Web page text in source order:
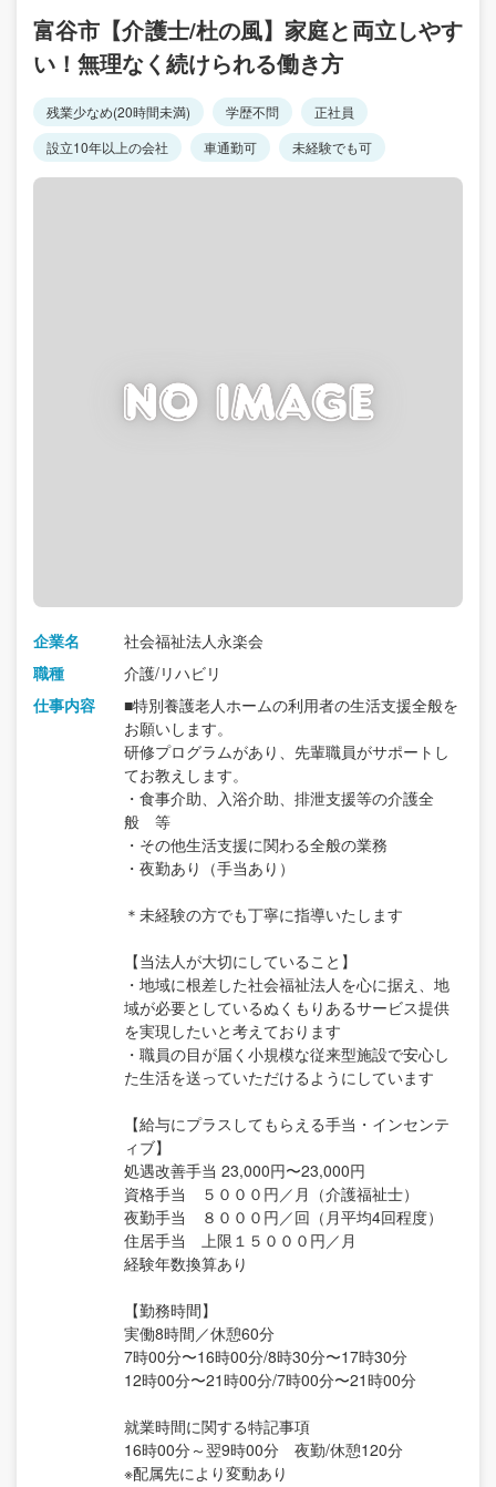
富谷市【介護士/杜の風】家庭と両立しやす
い！無理なく続けられる働き方
残業少なめ(20時間未満) 学歴不問
正社員
設立10年以上の会社
車通勤可 未経験でも可
企業名
社会福祉法人永楽会
職種
介護/リハビリ
仕事内容
■特別養護老人ホームの利用者の生活支援全般を
お願いします。
研修プログラムがあり、先輩職員がサポートし
てお教えします。
・食事介助、入浴介助、排泄支援等の介護全
般 等
・その他生活支援に関わる全般の業務
・夜勤あり（手当あり）
＊未経験の方でも丁寧に指導いたします
【当法人が大切にしていること】
・地域に根差した社会福祉法人を心に据え、地
域が必要としているぬくもりあるサービス提供
を実現したいと考えております
・職員の目が届く小規模な従来型施設で安心し
た生活を送っていただけるようにしています
【給与にプラスしてもらえる手当・インセンテ
ィブ】
処遇改善手当 23,000円〜23,000円
資格手当 ５０００円／月（介護福祉士）
夜勤手当 ８０００円／回（月平均4回程度）
住居手当 上限１５０００円／月
経験年数換算あり
【勤務時間】
実働8時間／休憩60分
7時00分〜16時00分/8時30分〜17時30分
12時00分〜21時00分/7時00分〜21時00分
就業時間に関する特記事項
16時00分～翌9時00分 夜勤/休憩120分
※配属先により変動あり